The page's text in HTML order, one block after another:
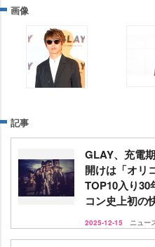
画像
記事
GLAY、充電
開けは「オリ
TOP10入り30
コン史上初の
2025-12-15 ニュー